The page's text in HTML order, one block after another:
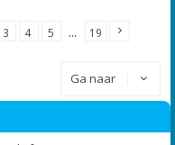
3 4 5 … 19
Ga naar